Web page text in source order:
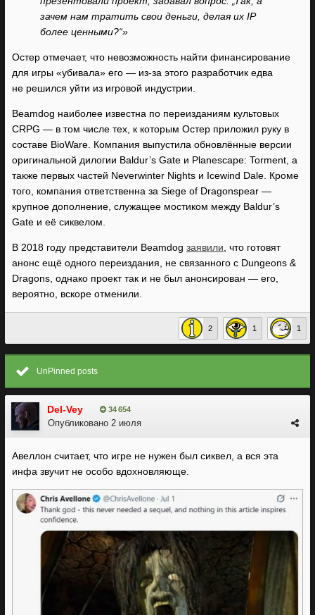
зачем нам тратить свои деньги, делая их IP
более ценными?“»
Остер отмечает, что невозможность найти финансирование
для игры «убивала» его — из-за этого разработчик едва
не решился уйти из игровой индустрии.
Beamdog наиболее известна по переизданиям культовых
CRPG — в том числе тех, к которым Остер приложил руку в
составе BioWare. Компания выпустила обновлённые версии
оригинальной дилогии Baldur’s Gate и Planescape: Torment, а
также первых частей Neverwinter Nights и Icewind Dale. Кроме
того, компания ответственна за Siege of Dragonspear —
крупное дополнение, служащее мостиком между Baldur’s
Gate и её сиквелом.
В 2018 году представители Beamdog заявили , что готовят
анонс ещё одного переиздания, не связанного с Dungeons &
Dragons, однако проект так и не был анонсирован — его,
вероятно, вскоре отменили.
2 1 1
UnPinned posts
Del-Vey 34 654
Опубликовано 2 июля
Авеллон считает, что игре не нужен был сиквел, а вся эта
инфа звучит не особо вдохновляюще.